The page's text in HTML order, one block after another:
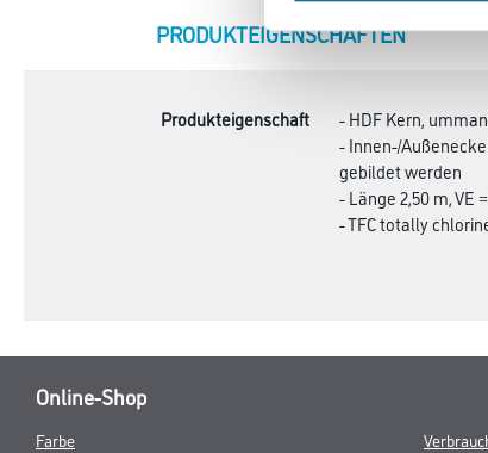
CURRENT
PRODUKTEIGENSCHAFTEN
Produkteigenschaft
- HDF Kern,
- Innen-/
gebildet werden
- Länge 2,50 m, VE
- TFC totally
Online-Shop
Farbe